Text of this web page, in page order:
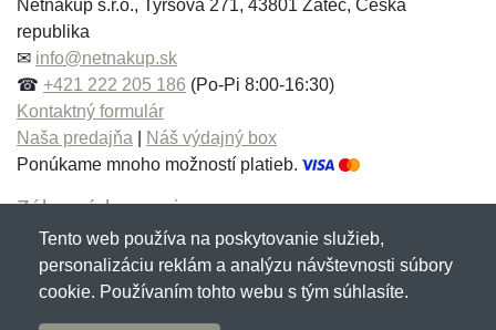
Meno:*
E-mail:
Správa*
E-mail:*
Správa*
Netnakup s.r.o., Tyršova 271, 43801 Žatec, Česká
republika
✉ info@netnakup.sk
☎ +421 222 205 186 (Po-Pi 8:00-16:30)
Kontaktný formulár
Naša predajňa
Náš výdajný box
Ponúkame mnoho možností platieb.
Zákaznícky servis
Novinky emailom
Tento web používa na poskytovanie služieb,
personalizáciu reklám a analýzu návštevnosti súbory
cookie. Používaním tohto webu s tým súhlasíte.